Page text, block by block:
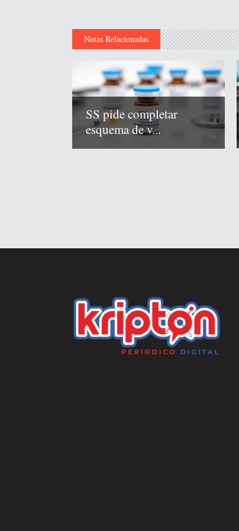
Notas Relacionadas
SS pide completar
esquema de v...